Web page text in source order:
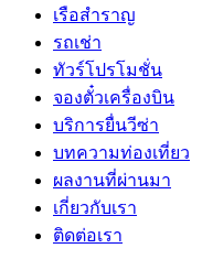
เรือสำราญ
รถเช่า
ทัวร์โปรโมชั่น
จองตั๋วเครื่องบิน
บริการยื่นวีซ่า
บทความท่องเที่ยว
ผลงานที่ผ่านมา
เกี่ยวกับเรา
ติดต่อเรา